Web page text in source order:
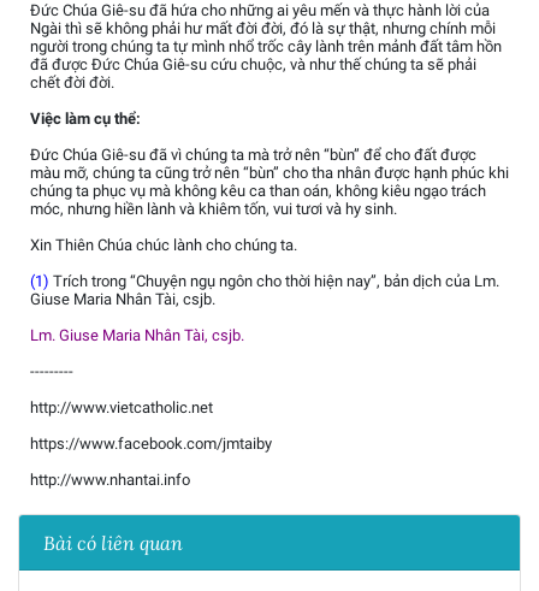
Đức Chúa Giê-su đã hứa cho những ai yêu mến và thực hành lời của
Ngài thì sẽ không phải hư mất đời đời, đó là sự thật, nhưng chính mỗi
người trong chúng ta tự mình nhổ trốc cây lành trên mảnh đất tâm hồn
đã được Đức Chúa Giê-su cứu chuộc, và như thế chúng ta sẽ phải
chết đời đời.
Việc làm cụ thể:
Đức Chúa Giê-su đã vì chúng ta mà trở nên “bùn” để cho đất được
màu mỡ, chúng ta cũng trở nên “bùn” cho tha nhân được hạnh phúc khi
chúng ta phục vụ mà không kêu ca than oán, không kiêu ngạo trách
móc, nhưng hiền lành và khiêm tốn, vui tươi và hy sinh.
Xin Thiên Chúa chúc lành cho chúng ta.
(1) Trích trong “Chuyện ngụ ngôn cho thời hiện nay”, bản dịch của Lm.
Giuse Maria Nhân Tài, csjb.
Lm. Giuse Maria Nhân Tài, csjb.
---------
http://www.vietcatholic.net
https://www.facebook.com/jmtaiby
http://www.nhantai.info
Bài có liên quan